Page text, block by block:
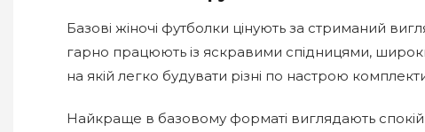
Базові жіночі футболки цінують за стриманий
гарно працюють із яскравими спідницями,
на якій легко будувати різні по настрою
Найкраще в базовому форматі виглядають